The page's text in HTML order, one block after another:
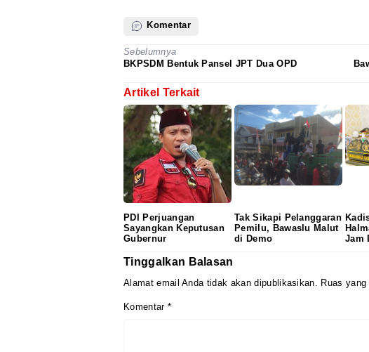
Komentar
Sebelumnya
BKPSDM Bentuk Pansel JPT Dua OPD
Artikel Terkait
PDI Perjuangan
Sayangkan Keputusan
Gubernur
Tak Sikapi Pelanggaran
Pemilu, Bawaslu Malut
di Demo
Jam
Tinggalkan Balasan
Alamat email Anda tidak akan dipublikasikan. Ruas
Komentar *